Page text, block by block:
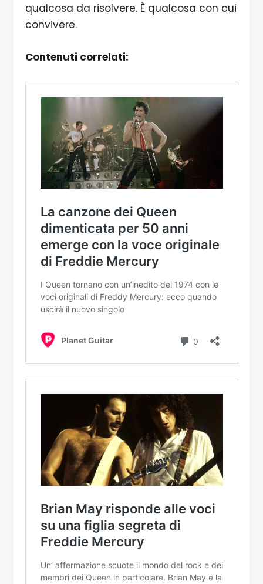
qualcosa da risolvere. È qualcosa con cui
convivere.
Contenuti correlati: